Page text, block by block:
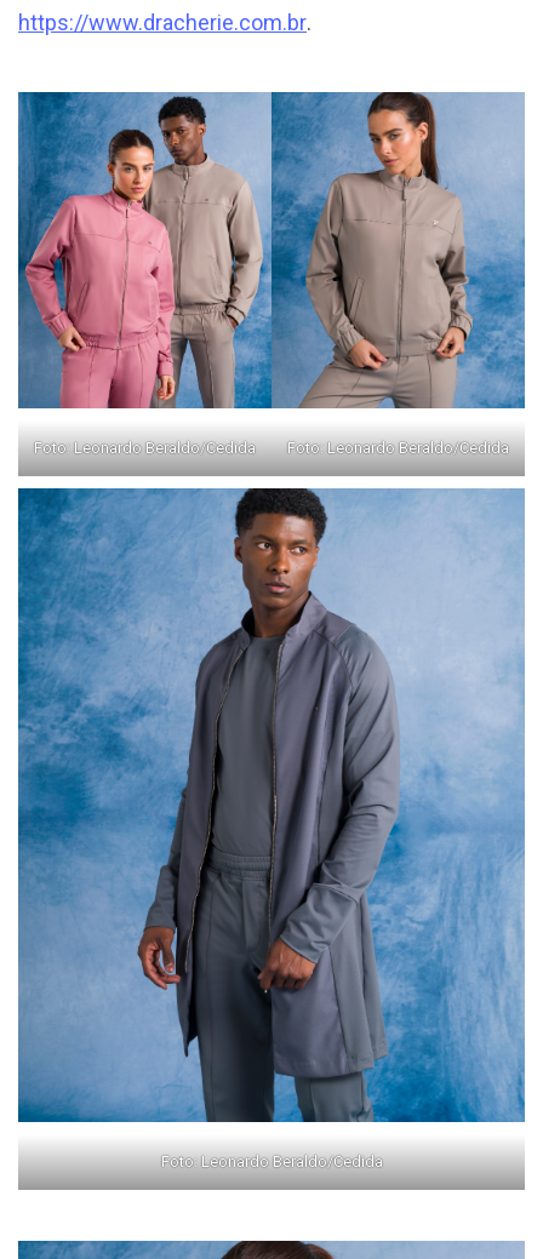
https://www.dracherie.com.br.
Foto: Leonardo Beraldo/Cedida Foto: Leonardo Beraldo/Cedida
Foto: Leonardo Beraldo/Cedida